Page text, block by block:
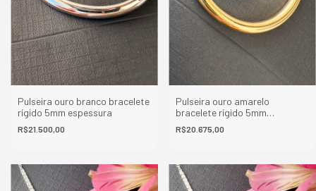
Pulseira ouro branco bracelete
rígido 5mm espessura
R$21.500,00
Pulseira ouro amarelo
bracelete rígido 5mm
espessura
R$20.675,00